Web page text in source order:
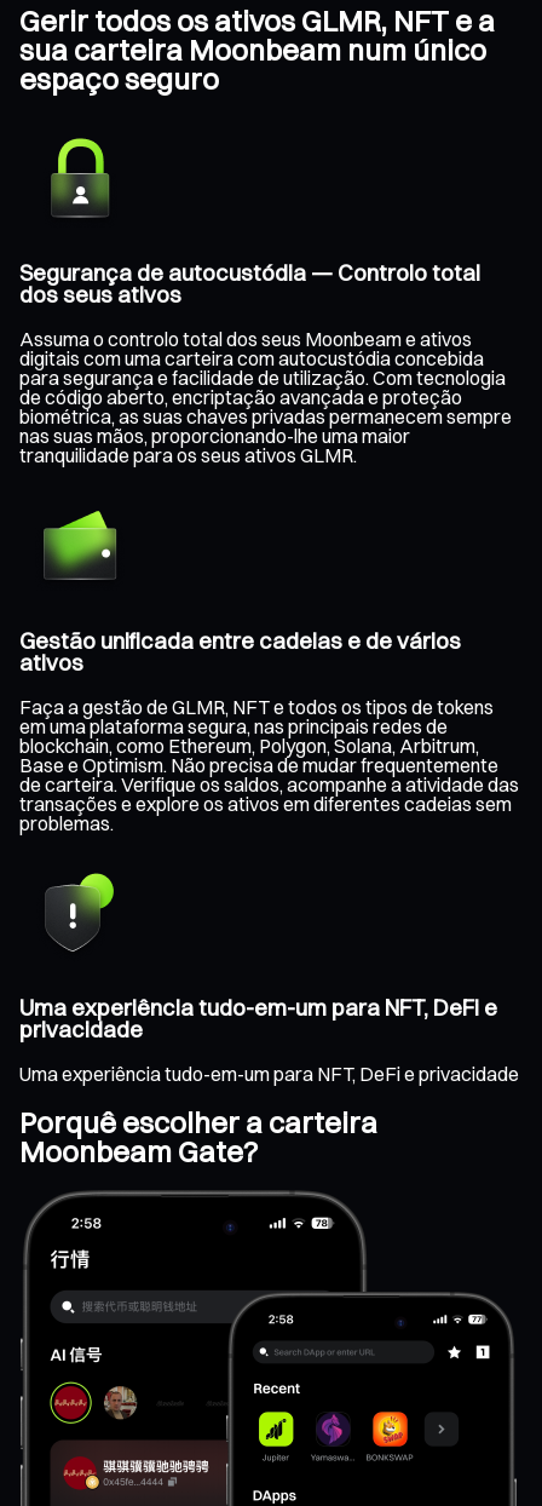
Gerir todos os ativos GLMR, NFT e a
sua carteira Moonbeam num único
espaço seguro
Segurança de autocustódia — Controlo total
dos seus ativos
Assuma o controlo total dos seus Moonbeam e ativos
digitais com uma carteira com autocustódia concebida
para segurança e facilidade de utilização. Com tecnologia
de código aberto, encriptação avançada e proteção
biométrica, as suas chaves privadas permanecem sempre
nas suas mãos, proporcionando-lhe uma maior
tranquilidade para os seus ativos GLMR.
Gestão unificada entre cadeias e de vários
ativos
Faça a gestão de GLMR, NFT e todos os tipos de tokens
em uma plataforma segura, nas principais redes de
blockchain, como Ethereum, Polygon, Solana, Arbitrum,
Base e Optimism. Não precisa de mudar frequentemente
de carteira. Verifique os saldos, acompanhe a atividade das
transações e explore os ativos em diferentes cadeias sem
problemas.
Uma experiência tudo-em-um para NFT, DeFi e
privacidade
Uma experiência tudo-em-um para NFT, DeFi e privacidade
Porquê escolher a carteira
Moonbeam Gate?